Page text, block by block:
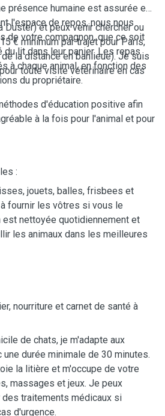
présence humaine est assurée en
l'espace de repos, nous nous
de votre compagnon, que ce soit
du lit dans leur panier. Les repas
à chaque animal, en fonction des
du propriétaire.
Duster) et peux venir chercher ou
€ minimum par trajet pour Paris,
la distance en banlieue). Je suis
toute visite vétérinaire en cas
d'éducation positive afin
à la fois pour l'animal et pour
:
jouets, balles, frisbees et
fournir les vôtres si vous le
est nettoyée quotidiennement et
les animaux dans les meilleures
nourriture et carnet de santé à
de chats, je m'adapte aux
durée minimale de 30 minutes.
la litière et m'occupe de votre
massages et jeux. Je peux
traitements médicaux si
d'urgence.